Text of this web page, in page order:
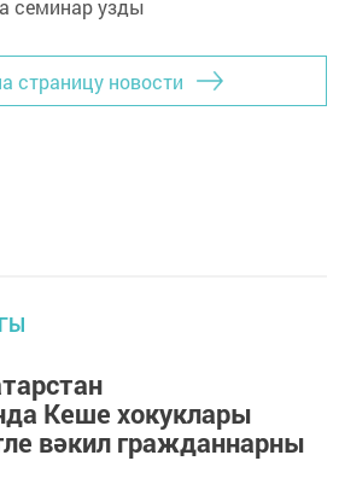
страницу новости
Кеше хокуклары
вәкил гражданнарны